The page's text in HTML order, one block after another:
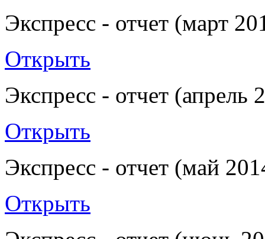
Экспресс - отчет (март
Открыть
Экспресс - отчет (апрель
Открыть
Экспресс - отчет (май
Открыть